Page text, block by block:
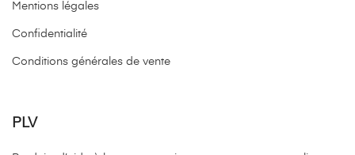
Mentions légales
Confidentialité
Conditions générales de vente
PLV